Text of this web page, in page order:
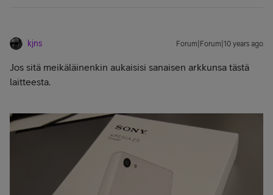
kjns Forum|Forum|10 years ago
Jos sitä meikäläinenkin aukaisisi sanaisen arkkunsa tästä
laitteesta.